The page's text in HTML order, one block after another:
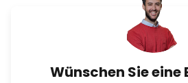
Wünschen Sie eine